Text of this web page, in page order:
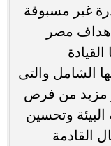
غير مسبوقة
مصر
الشامل والتى
مزيد من فرص
البيئة وتحسين
القادمة